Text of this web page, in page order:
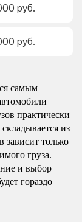
руб.
руб.
самым
практически
из
зависит только
груза.
и выбор
гораздо